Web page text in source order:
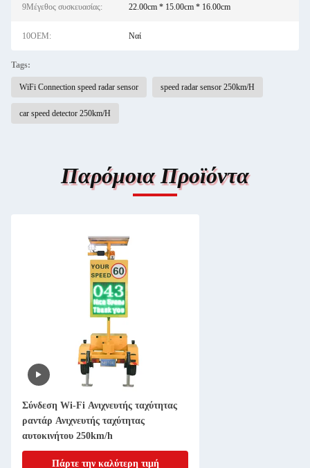
9Μέγεθος συσκευασίας: 22.00cm * 15.00cm * 16.00cm
10OEM: Ναί
Tags:
WiFi Connection speed radar sensor speed radar sensor 250km/H
car speed detector 250km/H
Παρόμοια Προϊόντα
Σύνδεση Wi-Fi Ανιχνευτής ταχύτητας
ραντάρ Ανιχνευτής ταχύτητας
αυτοκινήτου 250km/h
Πάρτε την καλύτερη τιμή